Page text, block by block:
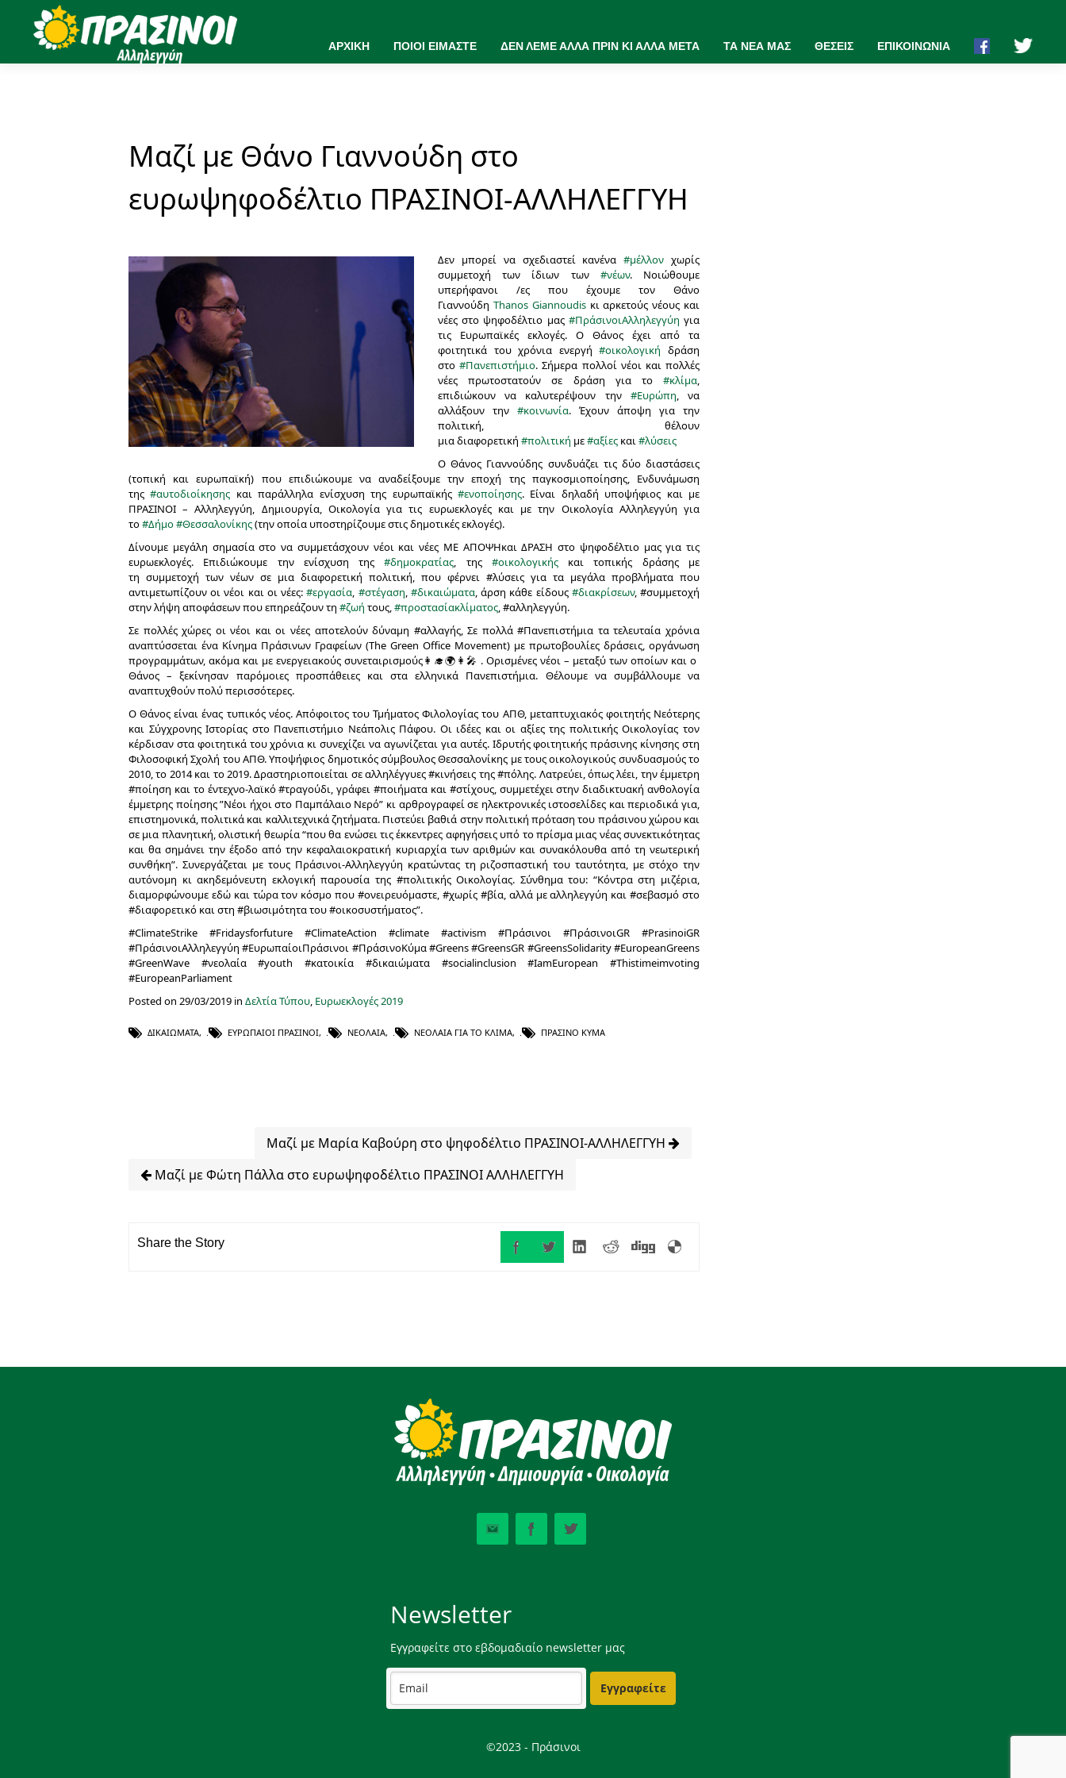
ΑΡΧΙΚΗ ΠΟΙΟΙ ΕΙΜΑΣΤΕ ΔΕΝ ΛΕΜΕ ΑΛΛΑ ΠΡΙΝ ΚΙ ΑΛΛΑ ΜΕΤΑ ΤΑ ΝΕΑ ΜΑΣ ΘΕΣΕΙΣ ΕΠΙΚΟΙΝΩΝΙΑ
Μαζί με Θάνο Γιαννούδη στο
ευρωψηφοδέλτιο ΠΡΑΣΙΝΟΙ-ΑΛΛΗΛΕΓΓΥΗ
Δεν μπορεί να σχεδιαστεί κανένα#μέλλον χωρίς
συμμετοχή των ίδιων των #νέων. Νοιώθουμε
υπερήφανοι /ες που έχουμε τον Θάνο
Γιαννούδη Thanos Giannoudisκι αρκετούς νέους και
νέες στο ψηφοδέλτιο μας #ΠράσινοιΑλληλεγγύη για
τις Ευρωπαϊκές εκλογές. Ο Θάνος έχει από τα
φοιτητικά του χρόνια ενεργή#οικολογική δράση
στο#Πανεπιστήμιο. Σήμερα πολλοί νέοι και πολλές
νέες πρωτοστατούν σε δράση για το #κλίμα,
επιδιώκουν να καλυτερέψουν την #Ευρώπη, να
αλλάξουν την #κοινωνία. Έχουν άποψη για την
πολιτική, θέλουν
μιαδιαφορετική #πολιτική με#αξίες και#λύσεις
Ο Θάνος Γιαννούδης συνδυάζει τις δύο διαστάσεις
(τοπική και ευρωπαϊκή) που επιδιώκουμε να αναδείξουμε την εποχή της παγκοσμιοποίησης, Ενδυνάμωση
της#αυτοδιοίκησης και παράλληλα ενίσχυση της ευρωπαϊκής #ενοποίησης. Είναι δηλαδή υποψήφιος και με
ΠΡΑΣΙΝΟΙ – Αλληλεγγύη, Δημιουργία, Οικολογία για τις ευρωεκλογές και με την Οικολογία Αλληλεγγύη για
το#Δήμο#Θεσσαλονίκης(την οποία υποστηρίζουμε στις δημοτικές εκλογές).
Δίνουμε μεγάλη σημασία στο να συμμετάσχουν νέοι και νέες ΜΕ ΑΠΟΨΗκαιΔΡΑΣΗ στο ψηφοδέλτιο μας για τις
ευρωεκλογές. Επιδιώκουμε την ενίσχυση της#δημοκρατίας, της #οικολογικήςκαιτοπικής δράσης με
τη συμμετοχή των νέων σε μια διαφορετική πολιτική, που φέρνει #λύσεις για τα μεγάλα προβλήματα που
αντιμετωπίζουν οι νέοι και οι νέες:#εργασία, #στέγαση, #δικαιώματα, άρση κάθε είδους #διακρίσεων, #συμμετοχή
στην λήψη αποφάσεων που επηρεάζουν τη #ζωή τους,#προστασίακλίματος, #αλληλεγγύη.
Σε πολλές χώρες οι νέοι και οι νέες αποτελούν δύναμη #αλλαγής, Σε πολλά #Πανεπιστήμια τα τελευταία χρόνια
αναπτύσσεται ένα Κίνημα Πράσινων Γραφείων (The Green Office Movement) με πρωτοβουλίες δράσεις, οργάνωση
προγραμμάτων, ακόμα και με ενεργειακούς συνεταιρισμούς👩‍🎓🌍 👩‍🎤 . Ορισμένες νέοι – μεταξύ των οποίων και ο
Θάνος – ξεκίνησαν παρόμοιες προσπάθειες και στα ελληνικά Πανεπιστήμια. Θέλουμε να συμβάλλουμε να
αναπτυχθούν πολύ περισσότερες.
Ο Θάνος είναι ένας τυπικός νέος. Απόφοιτος του Τμήματος Φιλολογίας του ΑΠΘ, μεταπτυχιακός φοιτητής Νεότερης
και Σύγχρονης Ιστορίας στο Πανεπιστήμιο Νεάπολις Πάφου. Οι ιδέες και οι αξίες της πολιτικής Οικολογίας τον
κέρδισαν στα φοιτητικά του χρόνια κι συνεχίζει να αγωνίζεται για αυτές. Ιδρυτής φοιτητικής πράσινης κίνησης στη
Φιλοσοφική Σχολή του ΑΠΘ. Υποψήφιος δημοτικός σύμβουλος Θεσσαλονίκης με τους οικολογικούς συνδυασμούς το
2010, το 2014 και το 2019. Δραστηριοποιείται σε αλληλέγγυες #κινήσεις της #πόλης. Λατρεύει, όπως λέει, την έμμετρη
#ποίηση και το έντεχνο-λαϊκό #τραγούδι, γράφει #ποιήματα και #στίχους, συμμετέχει στην διαδικτυακή ανθολογία
έμμετρης ποίησης ”Νέοι ήχοι στο Παμπάλαιο Νερό” κι αρθρογραφεί σε ηλεκτρονικές ιστοσελίδες και περιοδικά για,
επιστημονικά, πολιτικά και καλλιτεχνικά ζητήματα. Πιστεύει βαθιά στην πολιτική πρόταση του πράσινου χώρου και
σε μια πλανητική, ολιστική θεωρία “που θα ενώσει τις έκκεντρες αφηγήσεις υπό το πρίσμα μιας νέας συνεκτικότητας
και θα σημάνει την έξοδο από την κεφαλαιοκρατική κυριαρχία των αριθμών και συνακόλουθα από τη νεωτερική
συνθήκη”. Συνεργάζεται με τους Πράσινοι-Αλληλεγγύη κρατώντας τη ριζοσπαστική του ταυτότητα, με στόχο την
αυτόνομη κι ακηδεμόνευτη εκλογική παρουσία της #πολιτικής Οικολογίας. Σύνθημα του: “Κόντρα στη μιζέρια,
διαμορφώνουμε εδώ και τώρα τον κόσμο που #ονειρευόμαστε, #χωρίς #βία, αλλά με αλληλεγγύη και #σεβασμό στο
#διαφορετικό και στη #βιωσιμότητα του #οικοσυστήματος”.
#ClimateStrike #Fridaysforfuture #ClimateAction #climate #activism #Πράσινοι #ΠράσινοιGR #PrasinoiGR
#ΠράσινοιΑλληλεγγύη #ΕυρωπαίοιΠράσινοι #ΠράσινοΚύμα #Greens #GreensGR #GreensSolidarity #EuropeanGreens
#GreenWave #νεολαία #youth #κατοικία #δικαιώματα #socialinclusion #IamEuropean #Thistimeimvoting
#EuropeanParliament
Posted on 29/03/2019 in Δελτία Τύπου, Ευρωεκλογές 2019
ΔΙΚΑΙΏΜΑΤΑ, ΕΥΡΩΠΑΊΟΙ ΠΡΆΣΙΝΟΙ, ΝΕΟΛΑΊΑ, ΝΕΟΛΑΊΑ ΓΙΑ ΤΟ ΚΛΊΜΑ, ΠΡΆΣΙΝΟ ΚΎΜΑ
Μαζί με Μαρία Καβούρη στο ψηφοδέλτιο ΠΡΑΣΙΝΟΙ-ΑΛΛΗΛΕΓΓΥΗ
Μαζί με Φώτη Πάλλα στο ευρωψηφοδέλτιο ΠΡΑΣΙΝΟΙ ΑΛΛΗΛΕΓΓΥΗ
Share the Story
Newsletter
Εγγραφείτε στο εβδομαδιαίο newsletter μας
Εγγραφείτε
©2023 - Πράσινοι